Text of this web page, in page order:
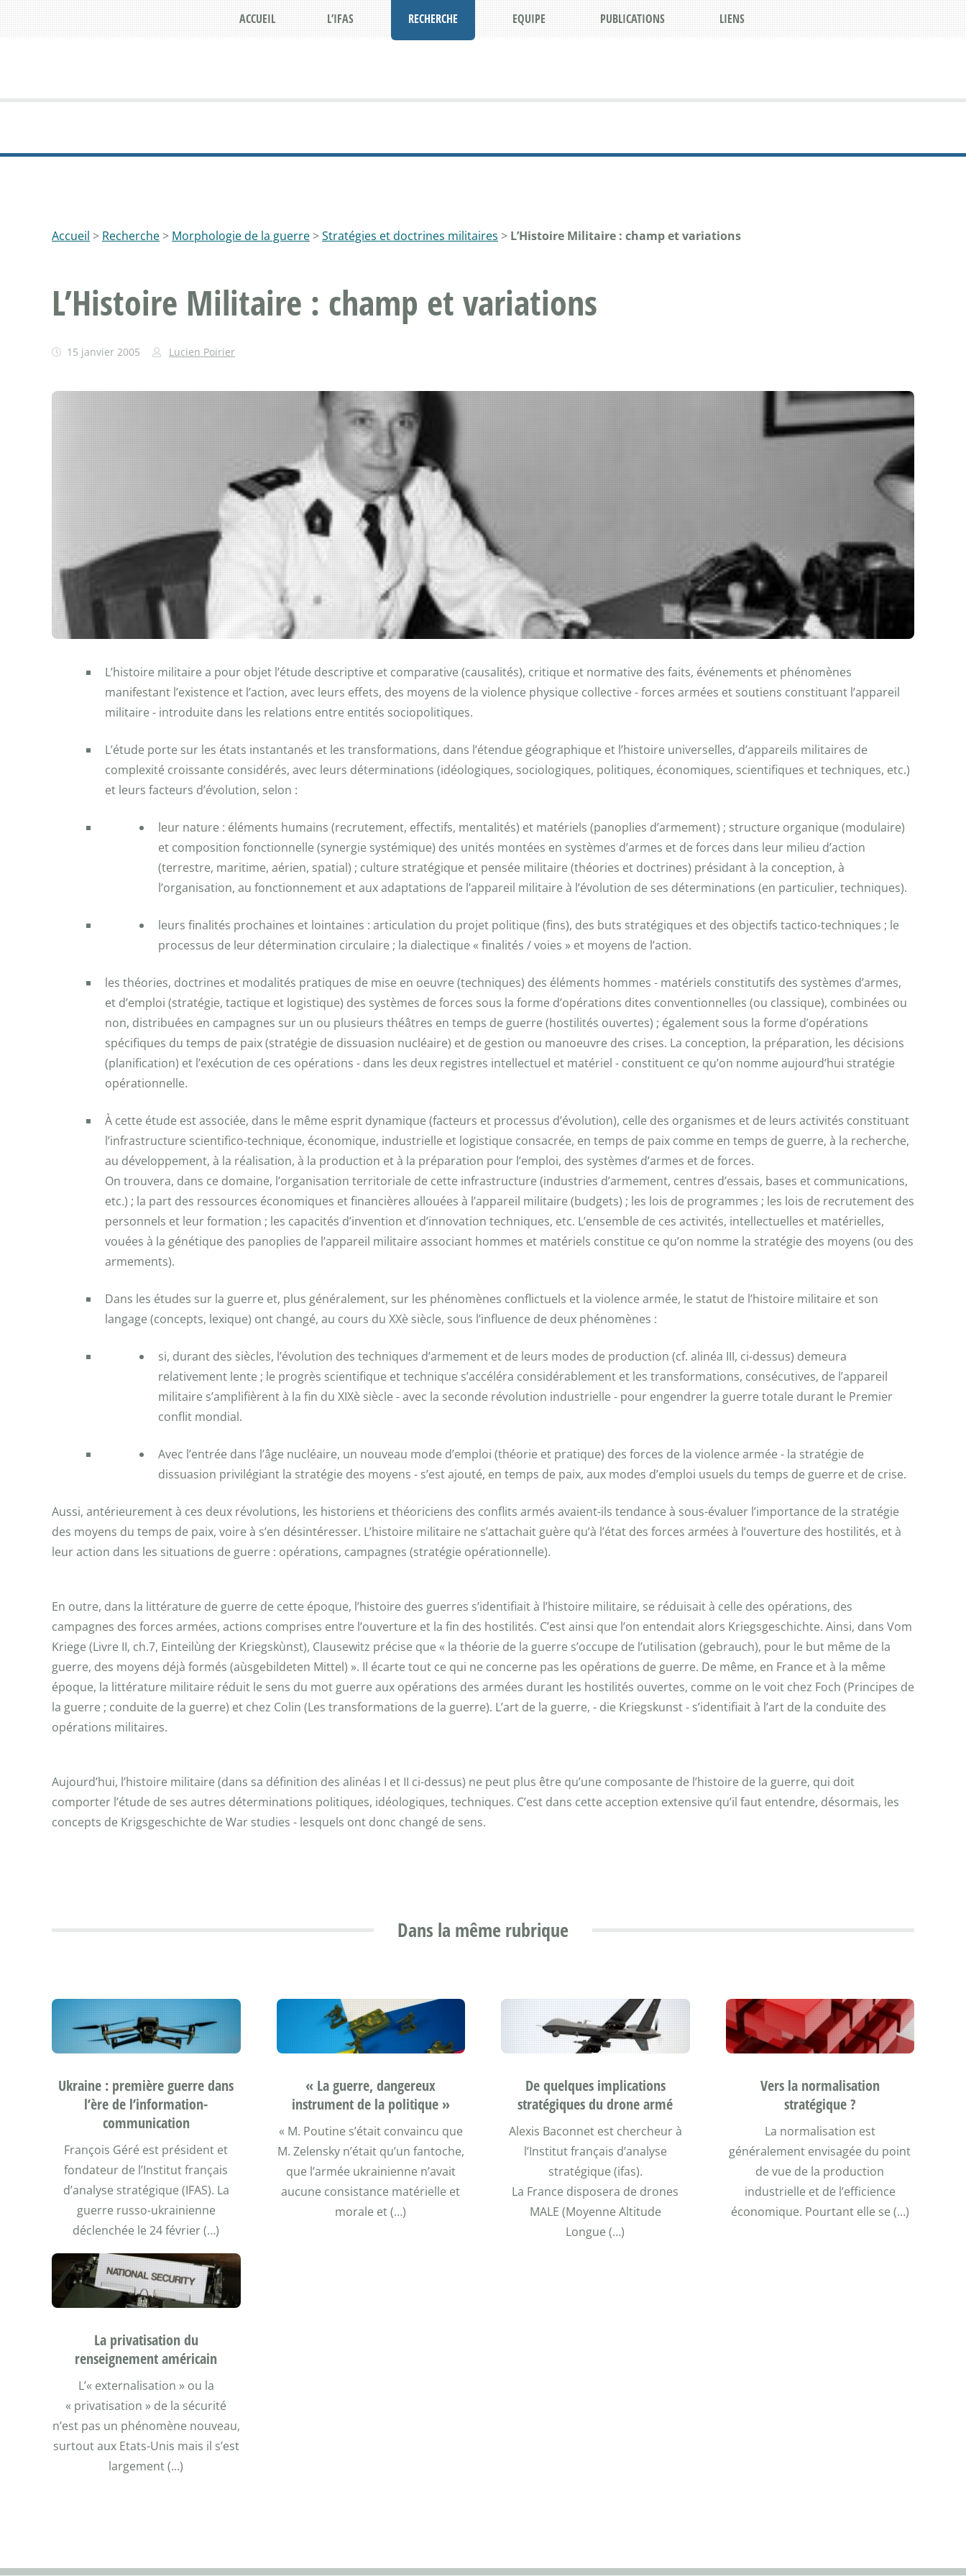
ACCUEIL L’IFAS RECHERCHE EQUIPE PUBLICATIONS LIENS
Accueil > Recherche> Morphologie de la guerre>Stratégies et doctrines militaires > L’Histoire Militaire : champ et variations
L’Histoire Militaire : champ et variations
15 janvier 2005 Lucien Poirier
L’histoire militaire a pour objet l’étude descriptive et comparative (causalités), critique et normative des faits, événements et phénomènes
manifestant l’existence et l’action, avec leurs effets, des moyens de la violence physique collective - forces armées et soutiens constituant l’appareil
militaire - introduite dans les relations entre entités sociopolitiques.
L’étude porte sur les états instantanés et les transformations, dans l’étendue géographique et l’histoire universelles, d’appareils militaires de
complexité croissante considérés, avec leurs déterminations (idéologiques, sociologiques, politiques, économiques, scientifiques et techniques, etc.)
et leurs facteurs d’évolution, selon :
leur nature : éléments humains (recrutement, effectifs, mentalités) et matériels (panoplies d’armement) ; structure organique (modulaire)
et composition fonctionnelle (synergie systémique) des unités montées en systèmes d’armes et de forces dans leur milieu d’action
(terrestre, maritime, aérien, spatial) ; culture stratégique et pensée militaire (théories et doctrines) présidant à la conception, à
l’organisation, au fonctionnement et aux adaptations de l’appareil militaire à l’évolution de ses déterminations (en particulier, techniques).
leurs finalités prochaines et lointaines : articulation du projet politique (fins), des buts stratégiques et des objectifs tactico-techniques ; le
processus de leur détermination circulaire ; la dialectique « finalités / voies » et moyens de l’action.
les théories, doctrines et modalités pratiques de mise en oeuvre (techniques) des éléments hommes - matériels constitutifs des systèmes d’armes,
et d’emploi (stratégie, tactique et logistique) des systèmes de forces sous la forme d’opérations dites conventionnelles (ou classique), combinées ou
non, distribuées en campagnes sur un ou plusieurs théâtres en temps de guerre (hostilités ouvertes) ; également sous la forme d’opérations
spécifiques du temps de paix (stratégie de dissuasion nucléaire) et de gestion ou manoeuvre des crises. La conception, la préparation, les décisions
(planification) et l’exécution de ces opérations - dans les deux registres intellectuel et matériel - constituent ce qu’on nomme aujourd’hui stratégie
opérationnelle.
À cette étude est associée, dans le même esprit dynamique (facteurs et processus d’évolution), celle des organismes et de leurs activités constituant
l’infrastructure scientifico-technique, économique, industrielle et logistique consacrée, en temps de paix comme en temps de guerre, à la recherche,
au développement, à la réalisation, à la production et à la préparation pour l’emploi, des systèmes d’armes et de forces.
On trouvera, dans ce domaine, l’organisation territoriale de cette infrastructure (industries d’armement, centres d’essais, bases et communications,
etc.) ; la part des ressources économiques et financières allouées à l’appareil militaire (budgets) ; les lois de programmes ; les lois de recrutement des
personnels et leur formation ; les capacités d’invention et d’innovation techniques, etc. L’ensemble de ces activités, intellectuelles et matérielles,
vouées à la génétique des panoplies de l’appareil militaire associant hommes et matériels constitue ce qu’on nomme la stratégie des moyens (ou des
armements).
Dans les études sur la guerre et, plus généralement, sur les phénomènes conflictuels et la violence armée, le statut de l’histoire militaire et son
langage (concepts, lexique) ont changé, au cours du XXè siècle, sous l’influence de deux phénomènes :
si, durant des siècles, l’évolution des techniques d’armement et de leurs modes de production (cf. alinéa III, ci-dessus) demeura
relativement lente ; le progrès scientifique et technique s’accéléra considérablement et les transformations, consécutives, de l’appareil
militaire s’amplifièrent à la fin du XIXè siècle - avec la seconde révolution industrielle - pour engendrer la guerre totale durant le Premier
conflit mondial.
Avec l’entrée dans l’âge nucléaire, un nouveau mode d’emploi (théorie et pratique) des forces de la violence armée - la stratégie de
dissuasion privilégiant la stratégie des moyens - s’est ajouté, en temps de paix, aux modes d’emploi usuels du temps de guerre et de crise.
Aussi, antérieurement à ces deux révolutions, les historiens et théoriciens des conflits armés avaient-ils tendance à sous-évaluer l’importance de la stratégie
des moyens du temps de paix, voire à s’en désintéresser. L’histoire militaire ne s’attachait guère qu’à l’état des forces armées à l’ouverture des hostilités, et à
leur action dans les situations de guerre : opérations, campagnes (stratégie opérationnelle).
En outre, dans la littérature de guerre de cette époque, l’histoire des guerres s’identifiait à l’histoire militaire, se réduisait à celle des opérations, des
campagnes des forces armées, actions comprises entre l’ouverture et la fin des hostilités. C’est ainsi que l’on entendait alors Kriegsgeschichte. Ainsi, dans Vom
Kriege (Livre II, ch.7, Einteilùng der Kriegskùnst), Clausewitz précise que « la théorie de la guerre s’occupe de l’utilisation (gebrauch), pour le but même de la
guerre, des moyens déjà formés (aùsgebildeten Mittel) ». Il écarte tout ce qui ne concerne pas les opérations de guerre. De même, en France et à la même
époque, la littérature militaire réduit le sens du mot guerre aux opérations des armées durant les hostilités ouvertes, comme on le voit chez Foch (Principes de
la guerre ; conduite de la guerre) et chez Colin (Les transformations de la guerre). L’art de la guerre, - die Kriegskunst - s’identifiait à l’art de la conduite des
opérations militaires.
Aujourd’hui, l’histoire militaire (dans sa définition des alinéas I et II ci-dessus) ne peut plus être qu’une composante de l’histoire de la guerre, qui doit
comporter l’étude de ses autres déterminations politiques, idéologiques, techniques. C’est dans cette acception extensive qu’il faut entendre, désormais, les
concepts de Krigsgeschichte de War studies - lesquels ont donc changé de sens.
Dans la même rubrique
Ukraine : première guerre dans
l’ère de l’information-
communication
François Géré est président et
fondateur de l’Institut français
d’analyse stratégique (IFAS). La
guerre russo-ukrainienne
déclenchée le 24 février (…)
« La guerre, dangereux
instrument de la politique »
« M. Poutine s’était convaincu que
M. Zelensky n’était qu’un fantoche,
que l’armée ukrainienne n’avait
aucune consistance matérielle et
morale et (…)
De quelques implications
stratégiques du drone armé
Alexis Baconnet est chercheur à
l’Institut français d’analyse
stratégique (ifas).
La France disposera de drones
MALE (Moyenne Altitude
Longue (…)
Vers la normalisation
stratégique ?
La normalisation est
généralement envisagée du point
de vue de la production
industrielle et de l’efficience
économique. Pourtant elle se (…)
La privatisation du
renseignement américain
L’« externalisation » ou la
« privatisation » de la sécurité
n’est pas un phénomène nouveau,
surtout aux Etats-Unis mais il s’est
largement (…)